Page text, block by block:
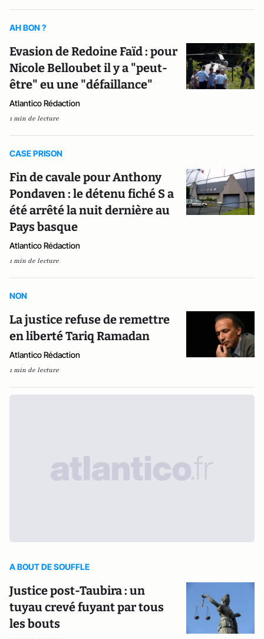
AH BON ?
Evasion de Redoine Faïd : pour
Nicole Belloubet il y a "peut-
être" eu une "défaillance"
Atlantico Rédaction
1 min de lecture
CASE PRISON
Fin de cavale pour Anthony
Pondaven : le détenu fiché S a
été arrêté la nuit dernière au
Pays basque
Atlantico Rédaction
1 min de lecture
NON
La justice refuse de remettre
en liberté Tariq Ramadan
Atlantico Rédaction
1 min de lecture
A BOUT DE SOUFFLE
Justice post-Taubira : un
tuyau crevé fuyant par tous
les bouts